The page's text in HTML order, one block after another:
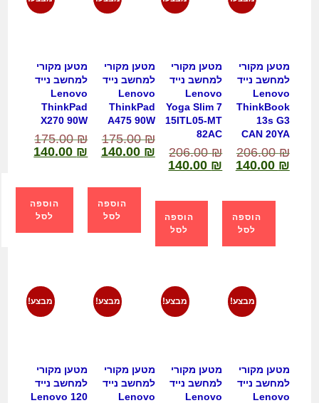
מטען מקורי
למחשב נייד
Lenovo
ThinkBook
13s G3
CAN 20YA
206.00₪
140.00 ₪
הוספה
לסל
מטען מקורי
למחשב נייד
Lenovo
Yoga Slim 7
15ITL05-MT
82AC
206.00₪
140.00 ₪
הוספה
לסל
מטען מקורי
למחשב נייד
Lenovo
ThinkPad
A475 90W
175.00₪
140.00 ₪
הוספה
לסל
מטען מקורי
למחשב נייד
Lenovo
ThinkPad
X270 90W
175.00₪
140.00 ₪
הוספה
לסל
מבצע!
מטען מקורי
למחשב נייד
Lenovo
מבצע!
מטען מקורי
למחשב נייד
Lenovo
מבצע!
מטען מקורי
למחשב נייד
Lenovo
מבצע!
מטען מקורי
למחשב נייד
Lenovo 120